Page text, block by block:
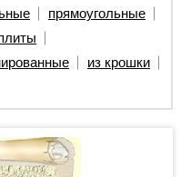
прямоугольные
из крошки